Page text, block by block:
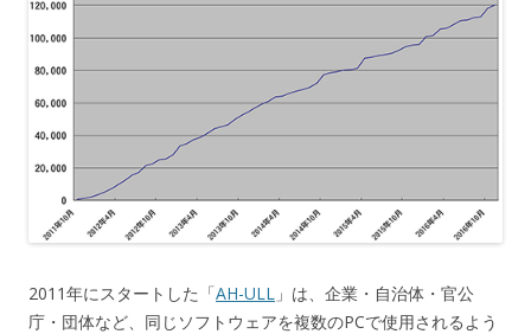
2011年にスタートした「AH-ULL 」は、企業・自治体・官公
庁・団体など、同じソフトウェアを複数のPCで使用されるよう